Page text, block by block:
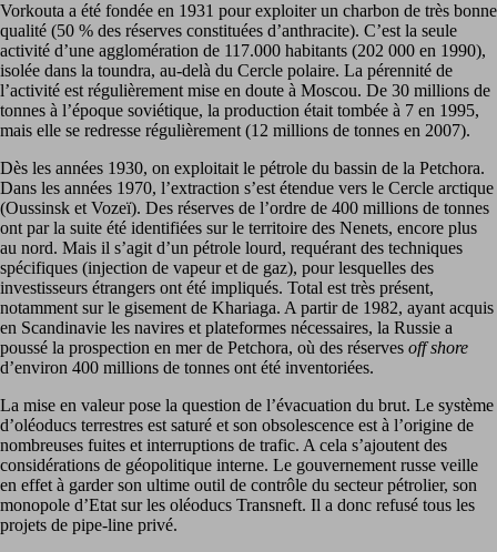
Vorkouta a été fondée en 1931 pour exploiter un charbon de très bonne
qualité (50 % des réserves constituées d’anthracite). C’est la seule
activité d’une agglomération de 117.000 habitants (202 000 en 1990),
isolée dans la toundra, au-delà du Cercle polaire. La pérennité de
l’activité est régulièrement mise en doute à Moscou. De 30 millions de
tonnes à l’époque soviétique, la production était tombée à 7 en 1995,
mais elle se redresse régulièrement (12 millions de tonnes en 2007).
Dès les années 1930, on exploitait le pétrole du bassin de la Petchora.
Dans les années 1970, l’extraction s’est étendue vers le Cercle arctique
(Oussinsk et Vozeï). Des réserves de l’ordre de 400 millions de tonnes
ont par la suite été identifiées sur le territoire des Nenets, encore plus
au nord. Mais il s’agit d’un pétrole lourd, requérant des techniques
spécifiques (injection de vapeur et de gaz), pour lesquelles des
investisseurs étrangers ont été impliqués. Total est très présent,
notamment sur le gisement de Khariaga. A partir de 1982, ayant acquis
en Scandinavie les navires et plateformes nécessaires, la Russie a
poussé la prospection en mer de Petchora, où des réserves off shore
d’environ 400 millions de tonnes ont été inventoriées.
La mise en valeur pose la question de l’évacuation du brut. Le système
d’oléoducs terrestres est saturé et son obsolescence est à l’origine de
nombreuses fuites et interruptions de trafic. A cela s’ajoutent des
considérations de géopolitique interne. Le gouvernement russe veille
en effet à garder son ultime outil de contrôle du secteur pétrolier, son
monopole d’Etat sur les oléoducs Transneft. Il a donc refusé tous les
projets de pipe-line privé.